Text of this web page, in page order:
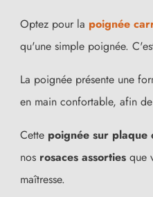
Optez pour la poignée
qu'une simple poignée.
La poignée présente une
en main confortable, afin
Cette poignée sur plaque
nos rosaces assorties que
maîtresse.